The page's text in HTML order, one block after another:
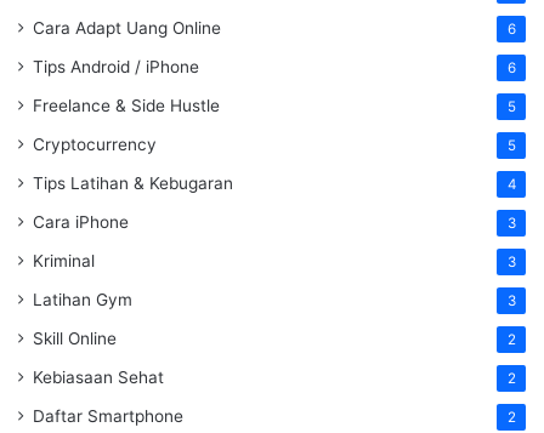
Cara Adapt Uang Online 6
Tips Android / iPhone 6
Freelance & Side Hustle 5
Cryptocurrency 5
Tips Latihan & Kebugaran 4
Cara iPhone 3
Kriminal 3
Latihan Gym 3
Skill Online 2
Kebiasaan Sehat 2
Daftar Smartphone 2